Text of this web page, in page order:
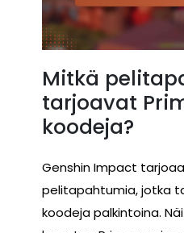
Mitkä
tarjoavat
koodeja?
Genshin Impact
pelitapahtumia, jotka
koodeja palkintoina.